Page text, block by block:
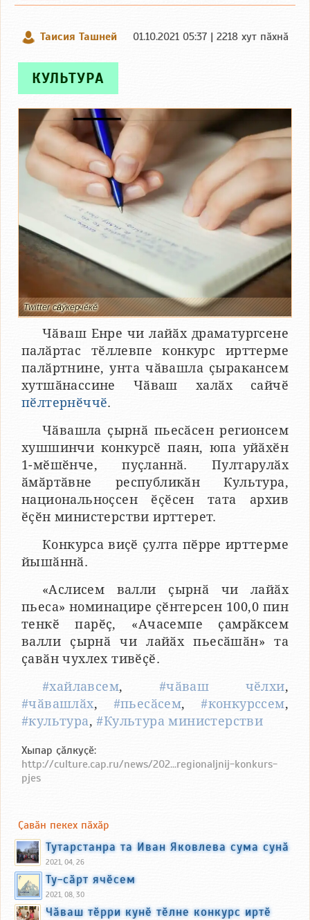
Таисия Ташней 01.10.2021 05:37 | 2218 хут пӑхнӑ
КУЛЬТУРА
Twitter сӑнӳкерчӗкӗ
Чӑваш Енре чи лайӑх драматургсене
палӑртас тӗллевпе конкурс ирттерме
палӑртнине, унта чӑвашла ҫыракансем
хутшӑнассине Чӑваш халӑх сайчӗ
пӗлтернӗччӗ.
Чӑвашла ҫырнӑ пьесӑсен регионсем
хушшинчи конкурсӗ паян, юпа уйӑхӗн
1-мӗшӗнче, пуҫланнӑ. Пултарулӑх
ӑмӑртӑвне республикӑн Культура,
национальноҫсен ӗҫӗсен тата архив
ӗҫӗн министерстви ирттерет.
Конкурса виҫӗ ҫулта пӗрре ирттерме
йышӑннӑ.
«Аслисем валли ҫырнӑ чи лайӑх
пьеса» номинацире ҫӗнтерсен 100,0 пин
тенкӗ парӗҫ, «Ачасемпе ҫамрӑксем
валли ҫырнӑ чи лайӑх пьесӑшӑн» та
ҫавӑн чухлех тивӗҫӗ.
#хайлавсем, #чӑваш чӗлхи,
#чӑвашлӑх, #пьесӑсем,#конкурссем,
#культура,#Культура министерстви
Хыпар ҫӑлкуҫӗ:
http://culture.cap.ru/news/202...regionaljnij-konkurs-
pjes
Ҫавӑн пекех пӑхӑр
Тутарстанра та Иван Яковлева сума сунӑ
2021, 04, 26
Ту-сӑрт ячӗсем
2021, 08, 30
Чӑваш тӗрри кунӗ тӗлне конкурс иртӗ